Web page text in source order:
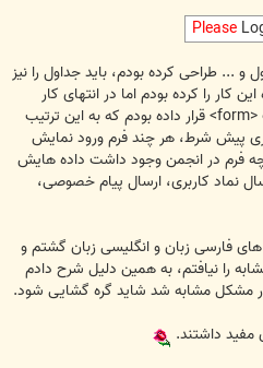
Please
... طراحی کرده بودم، باید جداول را نیز
را کرده بودم اما در انتهای کار
پایان پیش شرط را پیش از بستن تگ <form> قرار داده بودم که به این ترتیب
پیش شرط، هر چند فرم ورود نمایش
چه فرم در انجمن وجود داشت داده هایش
نماد کاربری، ارسال پیام خصوصی،
فارسی زبان و انگلیسی زبان گشتم و
را نیافتم، به همین دلیل شرح دادم
مشکل مشابه شد شاید گره گشایی شود.
مفید داشتند.